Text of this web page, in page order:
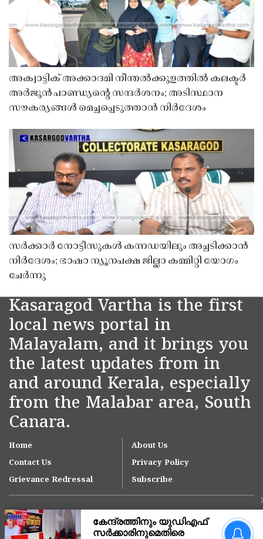
അക്വാട്ടിക് അക്കാദമി നീന്തൽക്കുളത്തിൽ കലക്ടർ
അർജുൻ പാണ്ഡ്യൻ്റെ സന്ദർശനം; അടിസ്ഥാന
സൗകര്യങ്ങൾ മെച്ചപ്പെടുത്താൻ നിർദേശം
സർക്കാർ നോട്ടീസുകൾ കന്നഡയിലും അച്ചടിക്കാൻ
നിർദേശം; ഭാഷാ ന്യൂനപക്ഷ ജില്ലാ കമ്മിറ്റി യോഗം
ചേർന്നു
Kasaragod Vartha is the first
local news portal in
Malayalam, and it brings you
the latest updates from in
and around Kerala, especially
from the Malabar area, South
Canara.
Home
About Us
Contact Us
Privacy Policy
Grievance Redressal
Subscribe
കേരള തീരത്ത് കള്ളക്കടൽ